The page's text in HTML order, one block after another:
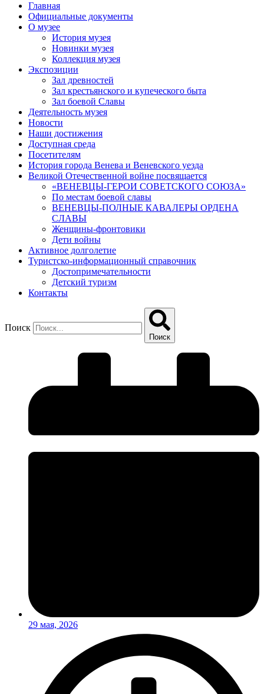
Главная
Официальные документы
О музее
История музея
Новинки музея
Коллекция музея
Экспозиции
Зал древностей
Зал крестьянского и купеческого быта
Зал боевой Славы
Деятельность музея
Новости
Наши достижения
Доступная среда
Посетителям
История города Венева и Веневского уезда
Великой Отечественной войне посвящается
«ВЕНЕВЦЫ-ГЕРОИ СОВЕТСКОГО СОЮЗА»
По местам боевой славы
ВЕНЕВЦЫ-ПОЛНЫЕ КАВАЛЕРЫ ОРДЕНА
СЛАВЫ
Женщины-фронтовики
Дети войны
Активное долголетие
Туристско-информационный справочник
Достопримечательности
Детский туризм
Контакты
Поиск
Поиск
29 мая, 2026